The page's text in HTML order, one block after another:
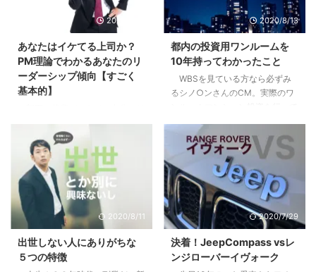
2020/9/10
あなたはイケてる上司か？
PM理論でわかるあなたのリ
ーダーシップ傾向【すごく
基本的】
ーダーシップはあるのか疑問に思
ったり、不安になったはしていま
せんか？自分はイケてるリーダー
なのか？違うのか？気になってし
まったり。 まずはあなたの行動
特性から現在の特徴を見て見まし
ょう。 目次1 PM理論でわかるあ
なたのリーダーシップ【まずはこ
れだけは知っておこう】2 pM型
のあなたは、自己マン注意報3
Pm型のあなたは、無理にPM目指
2020/8/13
都内の投資用ワンルームを
10年持ってわかったこと
WBSを見ている方なら必ずみ
るシノ○ンさんのCM。実際のワ
が多少なりとも参考になればと思
います。 目次1 先日売り先が見つ
かり200万くらい儲かった2 「時
間を資産に変える投資」という妙
味3 僕が10年持って手放した３つ
の理由3.1 全ては自分には返って
こないリターン3.2 節税効果とい
くないが、減らすことができにく
い4 やってよかったと思う２つの
2020/8/11
出世しない人にありがちな
５つの特徴
2020/7/29
決着！JeepCompass vsレ
ンジローバーイヴォーク